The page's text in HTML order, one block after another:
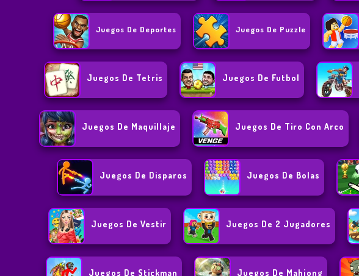
Juegos De Deportes Juegos De Puzzle
Juegos De Tetris Juegos De Futbol
Juegos De Maquillaje Juegos De Tiro Con Arco
Juegos De Disparos Juegos De Bolas
Juegos De Vestir Juegos De 2 Jugadores
Juegos De Stickman Juegos De Mahjong